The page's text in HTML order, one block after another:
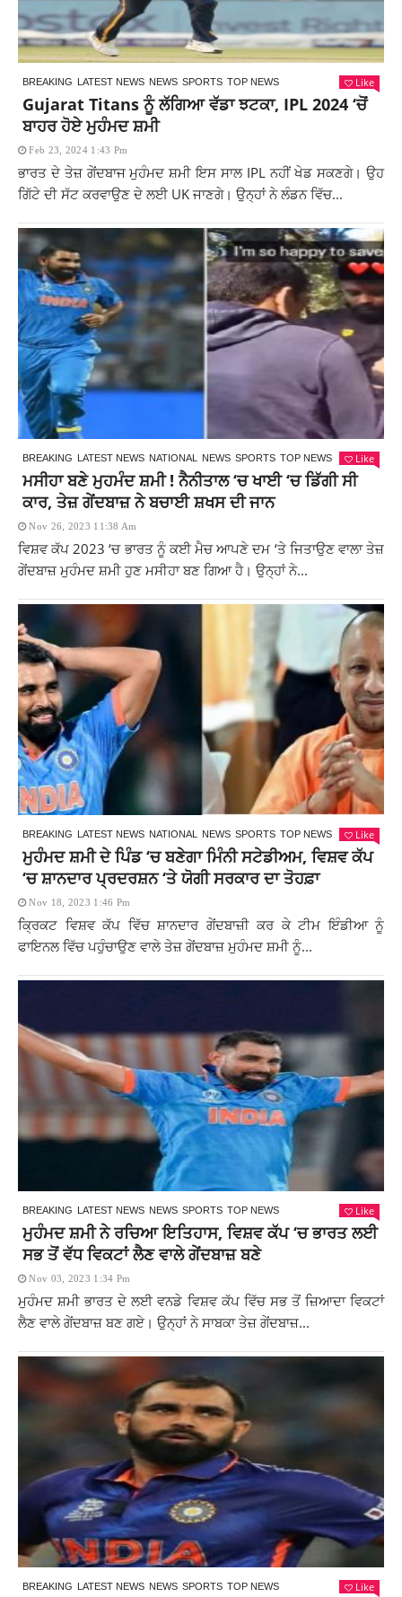
BREAKING LATEST NEWS NEWS SPORTS TOP NEWS Like
Gujarat Titans ਨੂੰ ਲੱਗਿਆ ਵੱਡਾ ਝਟਕਾ, IPL 2024 ‘ਚੋਂ
ਬਾਹਰ ਹੋਏ ਮੁਹੰਮਦ ਸ਼ਮੀ
Feb 23, 2024 1:43 Pm
ਭਾਰਤ ਦੇ ਤੇਜ਼ ਗੇਂਦਬਾਜ ਮੁਹੰਮਦ ਸ਼ਮੀ ਇਸ ਸਾਲ IPL ਨਹੀਂ ਖੇਡ ਸਕਣਗੇ। ਉਹ
ਗਿੱਟੇ ਦੀ ਸੱਟ ਕਰਵਾਉਣ ਦੇ ਲਈ UK ਜਾਣਗੇ। ਉਨ੍ਹਾਂ ਨੇ ਲੰਡਨ ਵਿੱਚ...
BREAKING LATEST NEWS NATIONAL NEWS SPORTS TOP NEWS Like
ਮਸੀਹਾ ਬਣੇ ਮੁਹਮੰਦ ਸ਼ਮੀ ! ਨੈਨੀਤਾਲ ‘ਚ ਖਾਈ ‘ਚ ਡਿੱਗੀ ਸੀ
ਕਾਰ, ਤੇਜ਼ ਗੇਂਦਬਾਜ਼ ਨੇ ਬਚਾਈ ਸ਼ਖਸ ਦੀ ਜਾਨ
Nov 26, 2023 11:38 Am
ਵਿਸ਼ਵ ਕੱਪ 2023 ‘ਚ ਭਾਰਤ ਨੂੰ ਕਈ ਮੈਚ ਆਪਣੇ ਦਮ ‘ਤੇ ਜਿਤਾਉਣ ਵਾਲਾ ਤੇਜ਼
ਗੇਂਦਬਾਜ਼ ਮੁਹੰਮਦ ਸ਼ਮੀ ਹੁਣ ਮਸੀਹਾ ਬਣ ਗਿਆ ਹੈ। ਉਨ੍ਹਾਂ ਨੇ...
BREAKING LATEST NEWS NATIONAL NEWS SPORTS TOP NEWS Like
ਮੁਹੰਮਦ ਸ਼ਮੀ ਦੇ ਪਿੰਡ ‘ਚ ਬਣੇਗਾ ਮਿੰਨੀ ਸਟੇਡੀਅਮ, ਵਿਸ਼ਵ ਕੱਪ
‘ਚ ਸ਼ਾਨਦਾਰ ਪ੍ਰਦਰਸ਼ਨ ‘ਤੇ ਯੋਗੀ ਸਰਕਾਰ ਦਾ ਤੋਹਫ਼ਾ
Nov 18, 2023 1:46 Pm
ਕ੍ਰਿਕਟ ਵਿਸ਼ਵ ਕੱਪ ਵਿੱਚ ਸ਼ਾਨਦਾਰ ਗੇਂਦਬਾਜ਼ੀ ਕਰ ਕੇ ਟੀਮ ਇੰਡੀਆ ਨੂੰ
ਫਾਇਨਲ ਵਿੱਚ ਪਹੁੰਚਾਉਣ ਵਾਲੇ ਤੇਜ਼ ਗੇਂਦਬਾਜ਼ ਮੁਹੰਮਦ ਸ਼ਮੀ ਨੂੰ...
BREAKING LATEST NEWS NEWS SPORTS TOP NEWS Like
ਮੁਹੰਮਦ ਸ਼ਮੀ ਨੇ ਰਚਿਆ ਇਤਿਹਾਸ, ਵਿਸ਼ਵ ਕੱਪ ‘ਚ ਭਾਰਤ ਲਈ
ਸਭ ਤੋਂ ਵੱਧ ਵਿਕਟਾਂ ਲੈਣ ਵਾਲੇ ਗੇਂਦਬਾਜ਼ ਬਣੇ
Nov 03, 2023 1:34 Pm
ਮੁਹੰਮਦ ਸ਼ਮੀ ਭਾਰਤ ਦੇ ਲਈ ਵਨਡੇ ਵਿਸ਼ਵ ਕੱਪ ਵਿੱਚ ਸਭ ਤੋਂ ਜ਼ਿਆਦਾ ਵਿਕਟਾਂ
ਲੈਣ ਵਾਲੇ ਗੇਂਦਬਾਜ਼ ਬਣ ਗਏ। ਉਨ੍ਹਾਂ ਨੇ ਸਾਬਕਾ ਤੇਜ਼ ਗੇਂਦਬਾਜ਼...
BREAKING LATEST NEWS NEWS SPORTS TOP NEWS Like